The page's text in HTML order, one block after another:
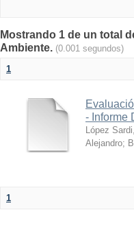
Mostrando 1 de un total
Ambiente. (0.001 segundos)
1
- Informe
López
Alejandro;
1